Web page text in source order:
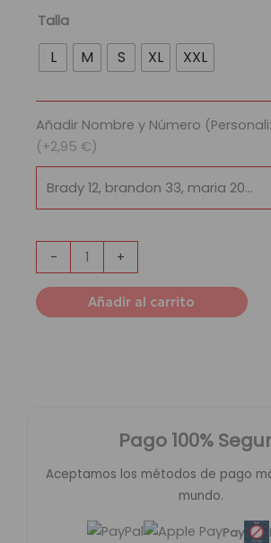
Talla
L M S XL XXL
Añadir Nombre y Número
(+2,95 €)
-
Camiseta
NBA
Charlotte
cantidad
+
Añadir al carrito
Pago 100%
Aceptamos los métodos de pago
mundo.
Pay